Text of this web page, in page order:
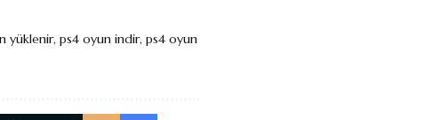
yüklenir, ps4 oyun indir, ps4 oyun